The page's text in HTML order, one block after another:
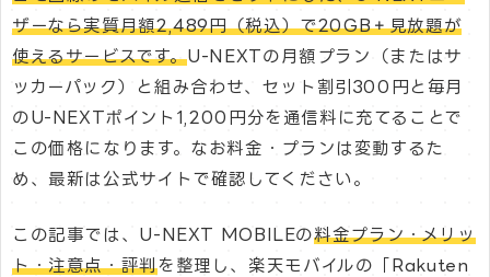
ザーなら実質月額2,489円（税込）で20GB＋見放題が
使えるサービスです。U-NEXTの月額プラン（またはサ
ッカーパック）と組み合わせ、セット割引300円と毎月
のU-NEXTポイント1,200円分を通信料に充てることで
この価格になります。なお料金・プランは変動するた
め、最新は公式サイトで確認してください。
この記事では、U-NEXT MOBILEの料金プラン・メリッ
ト・注意点・評判を整理し、楽天モバイルの「Rakuten